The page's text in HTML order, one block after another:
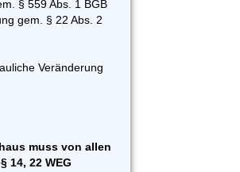
§ 559 Abs. 1 BGB
gem. § 22 Abs. 2
Veränderung
muss von allen
14, 22 WEG